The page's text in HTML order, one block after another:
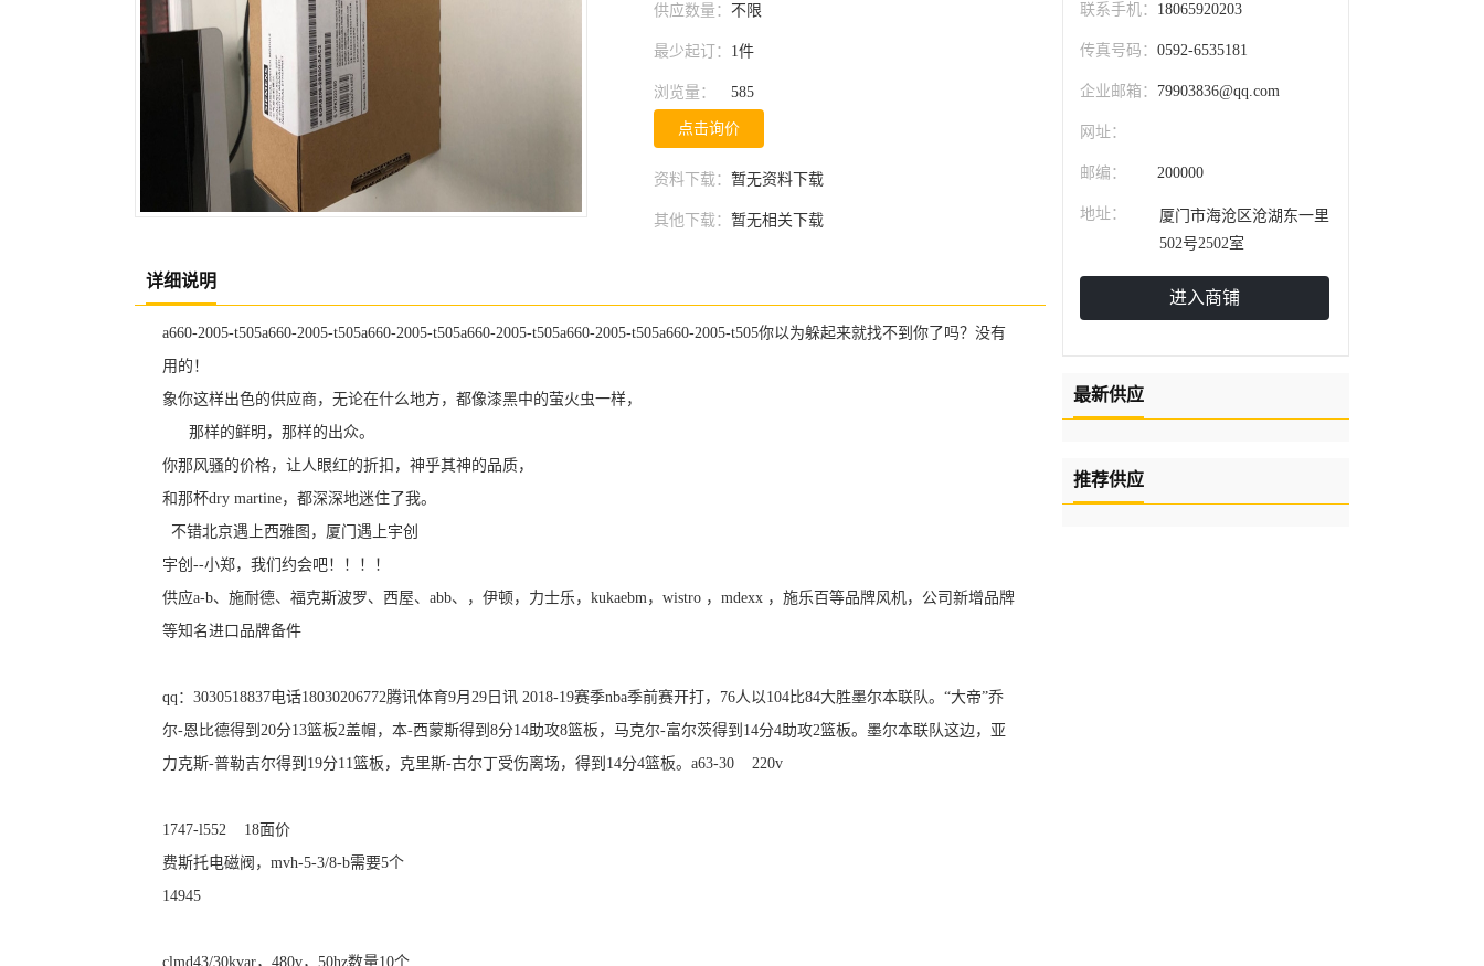
供应数量： 不限
最少起订： 1件
浏览量： 585
点击询价
资料下载： 暂无资料下载
其他下载： 暂无相关下载
详细说明
a660-2005-t505a660-2005-t505a660-2005-t505a660-2005-t505a660-2005-t505a660-2005-t505你以为躲起来就找不到你了吗？没有
用的！
象你这样出色的供应商，无论在什么地方，都像漆黑中的萤火虫一样，
那样的鲜明，那样的出众。
你那风骚的价格，让人眼红的折扣，神乎其神的品质，
和那杯dry martine，都深深地迷住了我。
不错北京遇上西雅图，厦门遇上宇创
宇创--小郑，我们约会吧！！！！
供应a-b、施耐德、福克斯波罗、西屋、abb、，伊顿，力士乐，kukaebm，wistro ，mdexx ，施乐百等品牌风机，公司新增品牌
等知名进口品牌备件
qq：3030518837电话18030206772腾讯体育9月29日讯 2018-19赛季nba季前赛开打，76人以104比84大胜墨尔本联队。“大帝”乔
尔-恩比德得到20分13篮板2盖帽，本-西蒙斯得到8分14助攻8篮板，马克尔-富尔茨得到14分4助攻2篮板。墨尔本联队这边，亚
力克斯-普勒吉尔得到19分11篮板，克里斯-古尔丁受伤离场，得到14分4篮板。 a63-30 220v
1747-l552 18面价
费斯托电磁阀，mvh-5-3/8-b需要5个
14945
clmd43/30kvar，480v，50hz数量10个
联系手机： 18065920203
传真号码： 0592-6535181
企业邮箱： 79903836@qq.com
网址：
邮编： 200000
地址：
厦门市海沧区沧湖东一里
502号2502室
进入商铺
最新供应
推荐供应